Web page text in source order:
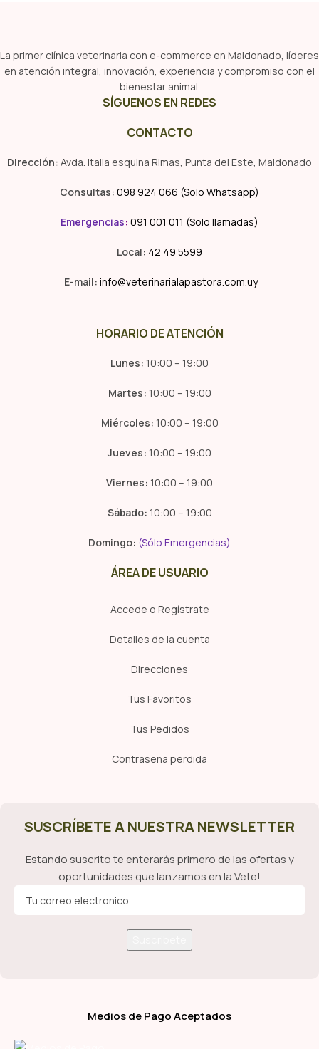
La primer clínica veterinaria con e-commerce en Maldonado, líderes
en atención integral, innovación, experiencia y compromiso con el
bienestar animal.
SÍGUENOS EN REDES
CONTACTO
Dirección: Avda. Italia esquina Rimas, Punta del Este, Maldonado
Consultas: 098 924 066 (Solo Whatsapp)
Emergencias: 091 001 011 (Solo llamadas)
Local: 42 49 5599
E-mail: info@veterinarialapastora.com.uy
HORARIO DE ATENCIÓN
Lunes: 10:00 – 19:00
Martes: 10:00 – 19:00
Miércoles: 10:00 – 19:00
Jueves: 10:00 – 19:00
Viernes: 10:00 – 19:00
Sábado: 10:00 – 19:00
Domingo: (Sólo Emergencias)
ÁREA DE USUARIO
Accede o Regístrate
Detalles de la cuenta
Direcciones
Tus Favoritos
Tus Pedidos
Contraseña perdida
SUSCRÍBETE A NUESTRA NEWSLETTER
Estando suscrito te enterarás primero de las ofertas y
oportunidades que lanzamos en la Vete!
Medios de Pago Aceptados